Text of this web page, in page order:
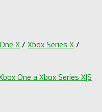
X/ Xbox Series X/
One a Xbox Series X|S